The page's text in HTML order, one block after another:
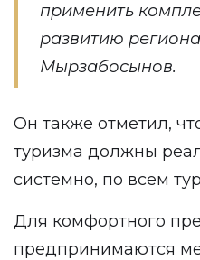
применить
развитию
Мырзабосынов.
Он также отметил,
туризма должны
системно, по всем
Для комфортного
предпринимаются